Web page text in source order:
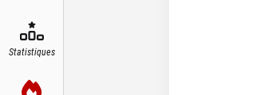
Statistiques